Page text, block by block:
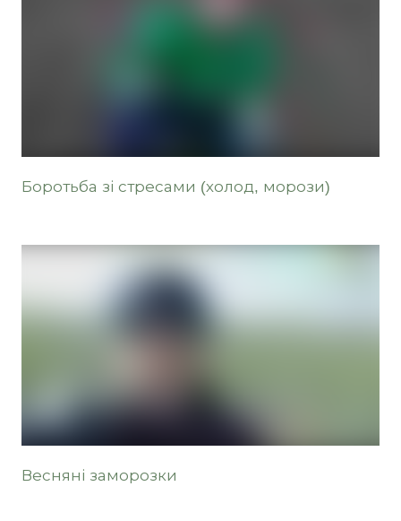
Боротьба зі стресами (холод, морози)
Весняні заморозки